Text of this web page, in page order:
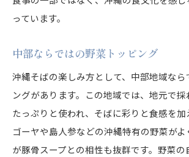
っています。
中部ならではの野菜トッピング
沖縄そばの楽しみ方として、中部地域な
ングがあります。この地域では、地元で
たっぷりと使われ、そばに彩りと食感を加
ゴーヤや島人参などの沖縄特有の野菜が
が豚骨スープとの相性も抜群です。野菜の